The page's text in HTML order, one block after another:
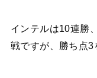
インテルは10連勝
戦ですが、勝ち点3